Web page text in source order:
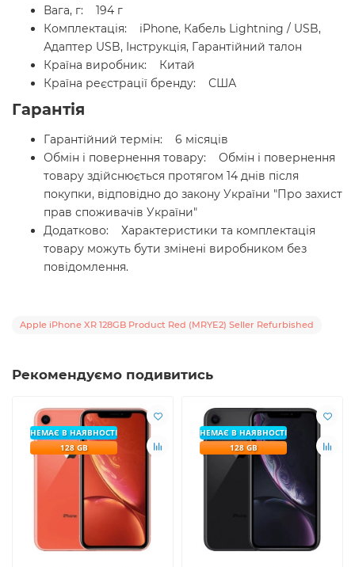
Вага, г: 194 г
Комплектація: iPhone, Кабель Lightning / USB,
Адаптер USB, Інструкція, Гарантійний талон
Країна виробник: Китай
Країна реєстрації бренду: США
Гарантія
Гарантійний термін: 6 місяців
Обмін і повернення товару: Обмін і повернення
товару здійснюється протягом 14 днів після
покупки, відповідно до закону України "Про захист
прав споживачів України"
Додатково: Характеристики та комплектація
товару можуть бути змінені виробником без
повідомлення.
Apple iPhone XR 128GB Product Red (MRYE2) Seller Refurbished
Рекомендуємо подивитись
НЕМАЄ В НАЯВНОСТІ
128 GB
НЕМАЄ В НАЯВНОСТІ
128 GB